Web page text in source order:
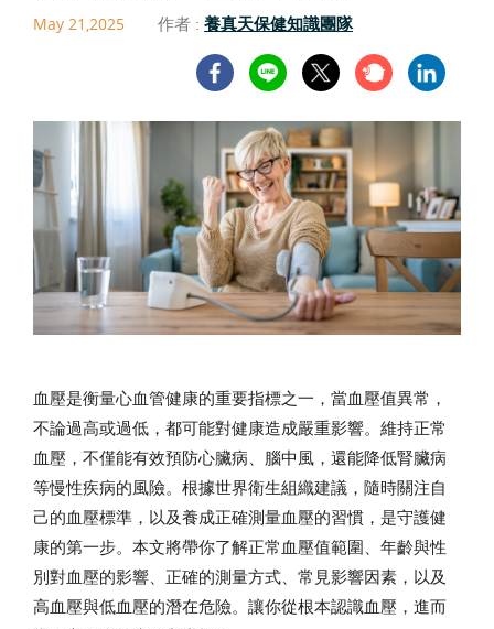
May 21,2025 作者 : 養真天保健知識團隊
血壓是衡量心血管健康的重要指標之一，當血壓值異常，
不論過高或過低，都可能對健康造成嚴重影響。維持正常
血壓，不僅能有效預防心臟病、腦中風，還能降低腎臟病
等慢性疾病的風險。根據世界衛生組織建議，隨時關注自
己的血壓標準，以及養成正確測量血壓的習慣，是守護健
康的第一步。本文將帶你了解正常血壓值範圍、年齡與性
別對血壓的影響、正確的測量方式、常見影響因素，以及
高血壓與低血壓的潛在危險。讓你從根本認識血壓，進而